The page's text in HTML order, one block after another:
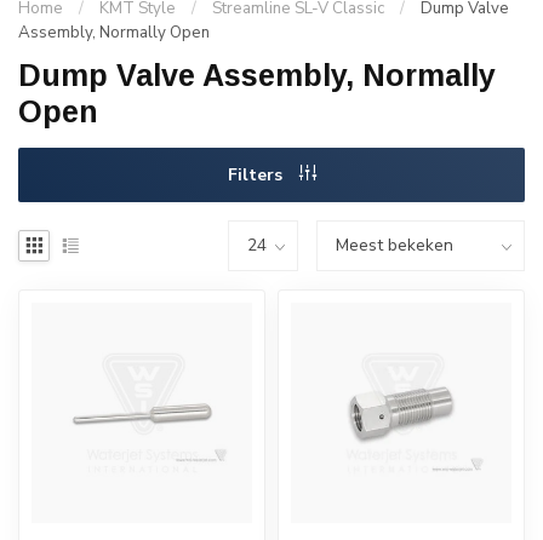
Home / KMT Style / Streamline SL-V Classic /
Dump Valve
Assembly, Normally Open
Dump Valve Assembly, Normally
Open
Filters